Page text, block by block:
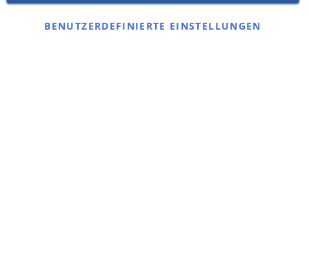
Impressum
Kontakt
BENUTZERDEFINIERTE EINSTELLUNGEN